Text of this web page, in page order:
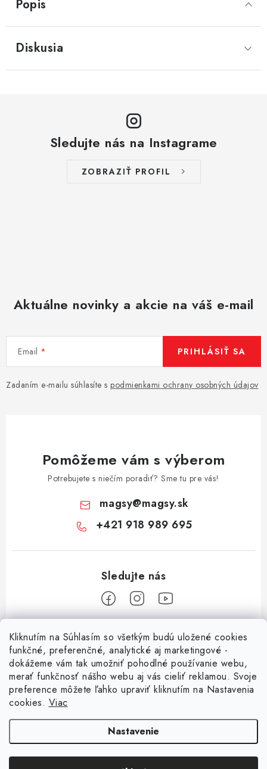
Kliknutím na Súhlasím so všetkým budú uložené cookies
funkčné, preferenčné, analytické aj marketingové -
dokážeme vám tak umožniť pohodlné používanie webu,
merať funkčnosť nášho webu aj vás cieliť reklamou. Svoje
preference môžete ľahko upraviť kliknutím na Nastavenia
cookies. Viac
Nastavenie
Popis
Diskusia
Sledujte nás na Instagrame
ZOBRAZIŤ PROFIL
Aktuálne novinky a akcie na váš e-mail
Email
Zadaním e-mailu súhlasíte s podmienkami ochrany osobných údajov
PRIHLÁSIŤ SA
Pomôžeme vám s výberom
Potrebujete s niečím poradiť? Sme tu pre vás!
magsy@magsy.sk
+421 918 989 695
Informácie pre vás
O nás
Obchodné podmienky
Facebook